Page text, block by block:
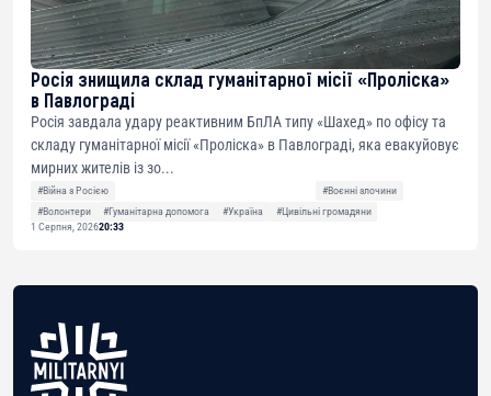
Росія знищила склад гуманітарної місії «Проліска»
в Павлограді
Росія завдала удару реактивним БпЛА типу «Шахед» по офісу та
складу гуманітарної місії «Проліска» в Павлограді, яка евакуйовує
мирних жителів із зо...
#Війна з Росією
#Воєнні злочини
#Волонтери
#Гуманітарна допомога #Україна
#Цивільні громадяни
1 Серпня, 202620:33